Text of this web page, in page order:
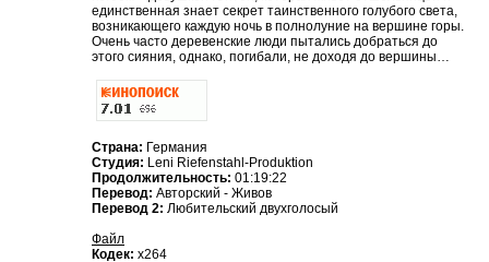
единственная знает секрет таинственного голубого света,
возникающего каждую ночь в полнолуние на вершине горы.
Очень часто деревенские люди пытались добраться до
этого сияния, однако, погибали, не доходя до вершины…
Страна: Германия
Студия: Leni Riefenstahl-Produktion
Продолжительность: 01:19:22
Перевод: Авторский - Живов
Перевод 2: Любительский двухголосый
Файл
Кодек: x264